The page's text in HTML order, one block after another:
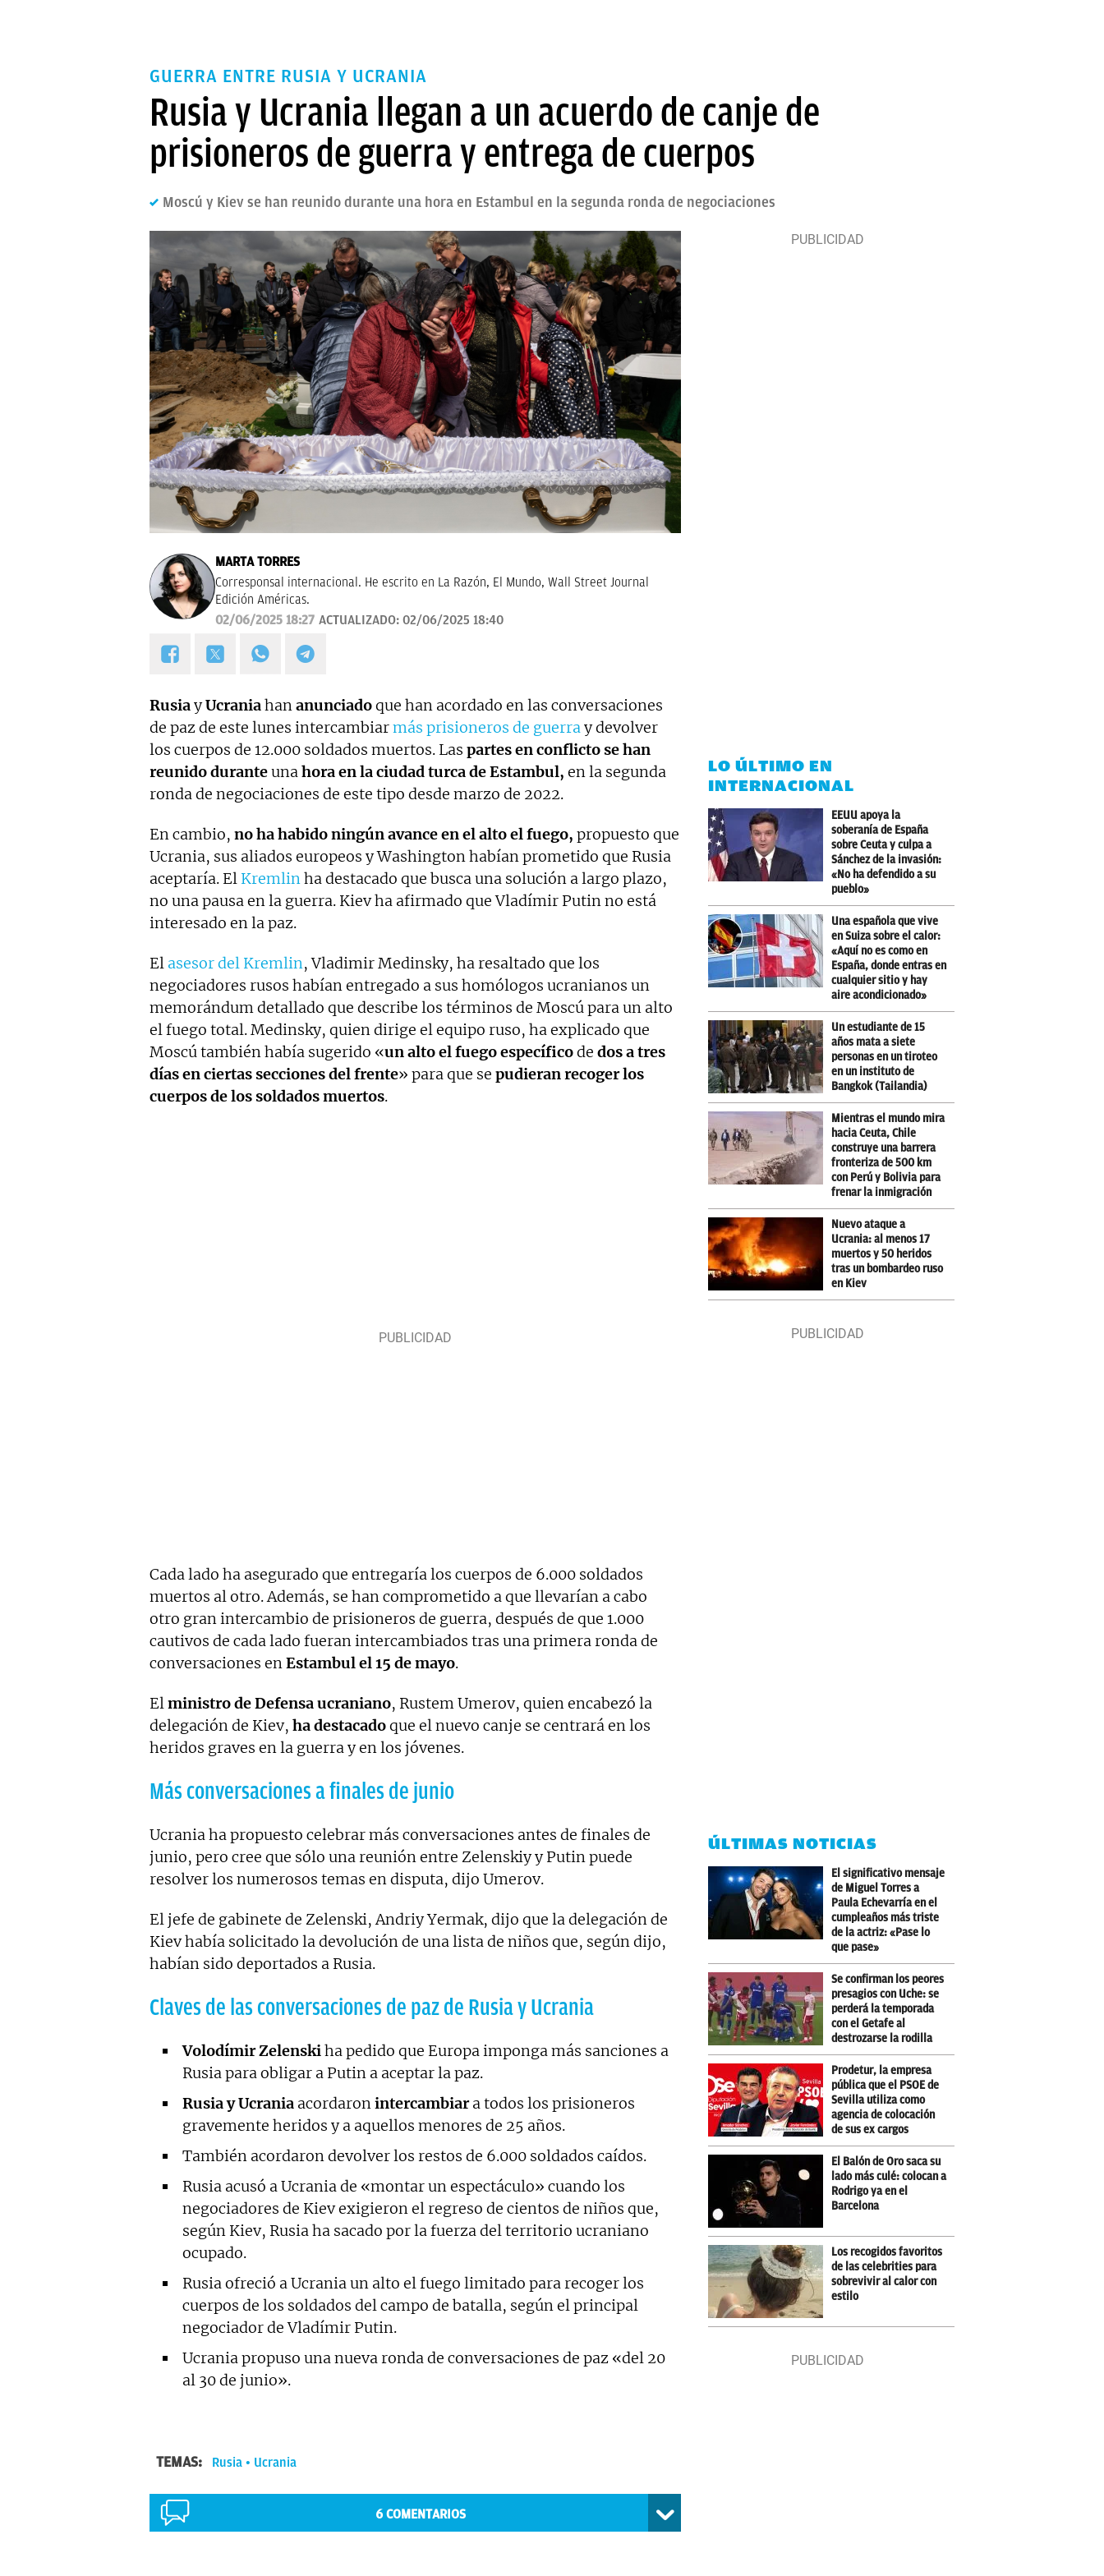
GUERRA ENTRE RUSIA Y UCRANIA
Rusia y Ucrania llegan a un acuerdo de canje de
prisioneros de guerra y entrega de cuerpos
Moscú y Kiev se han reunido durante una hora en Estambul en la segunda ronda de negociaciones
MARTA TORRES
Corresponsal internacional. He escrito en La Razón, El Mundo, Wall Street Journal
Edición Américas.
02/06/2025 18:27 ACTUALIZADO: 02/06/2025 18:40
RusiayUcraniahan anunciadoque han acordado en las conversaciones
de paz de este lunes intercambiarmás prisioneros de guerra y devolver
los cuerpos de 12.000 soldados muertos. Las partes en conflicto se han
reunido duranteuna hora en la ciudad turca de Estambul, en la segunda
ronda de negociaciones de este tipo desde marzo de 2022.
En cambio, no ha habido ningún avance en el alto el fuego, propuesto que
Ucrania, sus aliados europeos y Washington habían prometido que Rusia
aceptaría. El Kremlin ha destacado que busca una solución a largo plazo,
no una pausa en la guerra. Kiev ha afirmado que Vladímir Putin no está
interesado en la paz.
El asesor del Kremlin, Vladimir Medinsky, ha resaltado que los
negociadores rusos habían entregado a sus homólogos ucranianos un
memorándum detallado que describe los términos de Moscú para un alto
el fuego total. Medinsky, quien dirige el equipo ruso, ha explicado que
Moscú también había sugerido «un alto el fuego específicode dos a tres
días en ciertas secciones del frente» para que se pudieran recoger los
cuerpos de los soldados muertos.
Cada lado ha asegurado que entregaría los cuerpos de 6.000 soldados
muertos al otro. Además, se han comprometido a que llevarían a cabo
otro gran intercambio de prisioneros de guerra, después de que 1.000
cautivos de cada lado fueran intercambiados tras una primera ronda de
conversaciones enEstambul el 15 de mayo.
Elministro de Defensa ucraniano, Rustem Umerov, quien encabezó la
delegación de Kiev, ha destacadoque el nuevo canje se centrará en los
heridos graves en la guerra y en los jóvenes.
Más conversaciones a finales de junio
Ucrania ha propuesto celebrar más conversaciones antes de finales de
junio, pero cree que sólo una reunión entre Zelenskiy y Putin puede
resolver los numerosos temas en disputa, dijo Umerov.
El jefe de gabinete de Zelenski, Andriy Yermak, dijo que la delegación de
Kiev había solicitado la devolución de una lista de niños que, según dijo,
habían sido deportados a Rusia.
Claves de las conversaciones de paz de Rusia y Ucrania
Volodímir Zelenskiha pedido que Europa imponga más sanciones a
Rusia para obligar a Putin a aceptar la paz.
Rusia y Ucrania acordaronintercambiara todos los prisioneros
gravemente heridos y a aquellos menores de 25 años.
También acordaron devolver los restos de 6.000 soldados caídos.
Rusia acusó a Ucrania de «montar un espectáculo» cuando los
negociadores de Kiev exigieron el regreso de cientos de niños que,
según Kiev, Rusia ha sacado por la fuerza del territorio ucraniano
ocupado.
Rusia ofreció a Ucrania un alto el fuego limitado para recoger los
cuerpos de los soldados del campo de batalla, según el principal
negociador de Vladímir Putin.
Ucrania propuso una nueva ronda de conversaciones de paz «del 20
al 30 de junio».
TEMAS: Rusia Ucrania
6 COMENTARIOS
LO ÚLTIMO EN
INTERNACIONAL
EEUU apoya la
soberanía de España
sobre Ceuta y culpa a
Sánchez de la invasión:
«No ha defendido a su
pueblo»
Una española que vive
en Suiza sobre el calor:
«Aquí no es como en
España, donde entras en
cualquier sitio y hay
aire acondicionado»
Un estudiante de 15
años mata a siete
personas en un tiroteo
en un instituto de
Bangkok (Tailandia)
Mientras el mundo mira
hacia Ceuta, Chile
construye una barrera
fronteriza de 500 km
con Perú y Bolivia para
frenar la inmigración
Nuevo ataque a
Ucrania: al menos 17
muertos y 50 heridos
tras un bombardeo ruso
en Kiev
ÚLTIMAS NOTICIAS
El significativo mensaje
de Miguel Torres a
Paula Echevarría en el
cumpleaños más triste
de la actriz: «Pase lo
que pase»
Se confirman los peores
presagios con Uche: se
perderá la temporada
con el Getafe al
destrozarse la rodilla
Prodetur, la empresa
pública que el PSOE de
Sevilla utiliza como
agencia de colocación
de sus ex cargos
El Balón de Oro saca su
lado más culé: colocan a
Rodrigo ya en el
Barcelona
Los recogidos favoritos
de las celebrities para
sobrevivir al calor con
estilo